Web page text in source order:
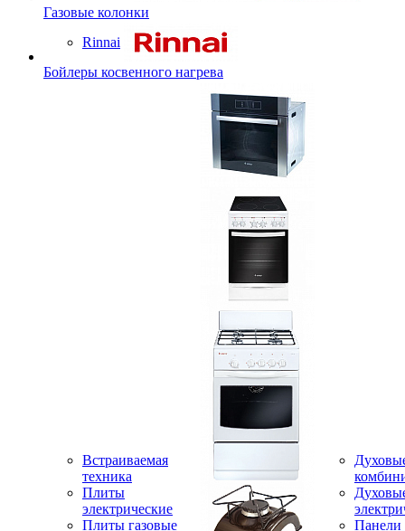
Газовые колонки
Rinnai
Бойлеры косвенного нагрева
Встраиваемая
техника
Плиты
электрические
Плиты газовые
Панели